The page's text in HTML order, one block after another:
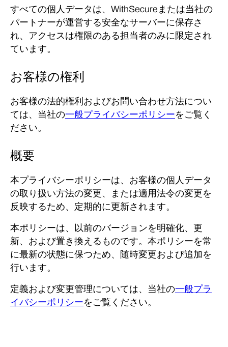
すべての個人データは、WithSecureまたは当社の
パートナーが運営する安全なサーバーに保存さ
れ、アクセスは権限のある担当者のみに限定され
ています。
お客様の権利
お客様の法的権利およびお問い合わせ方法につい
ては、当社の一般プライバシーポリシーをご覧く
ださい。
概要
本プライバシーポリシーは、お客様の個人データ
の取り扱い方法の変更、または適用法令の変更を
反映するため、定期的に更新されます。
本ポリシーは、以前のバージョンを明確化、更
新、および置き換えるものです。 本ポリシーを常
に最新の状態に保つため、随時変更および追加を
行います。
定義および変更管理については、当社の一般プラ
イバシーポリシーをご覧ください。